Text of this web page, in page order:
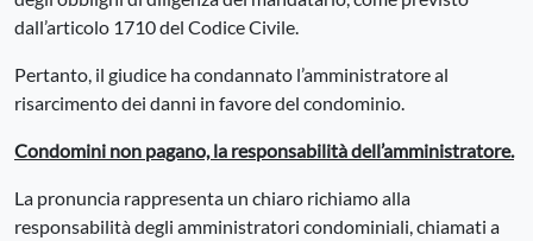
dall’articolo 1710 del Codice Civile.
Pertanto, il giudice ha condannato l’amministratore al
risarcimento dei danni in favore del condominio.
Condomini non pagano, la responsabilità dell’amministratore.
La pronuncia rappresenta un chiaro richiamo alla
responsabilità degli amministratori condominiali, chiamati a